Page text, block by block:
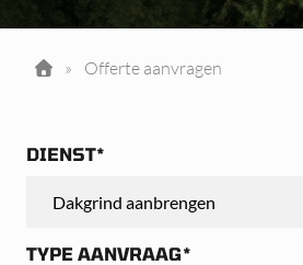
» Offerte aanvragen
DIENST*
TYPE AANVRAAG*